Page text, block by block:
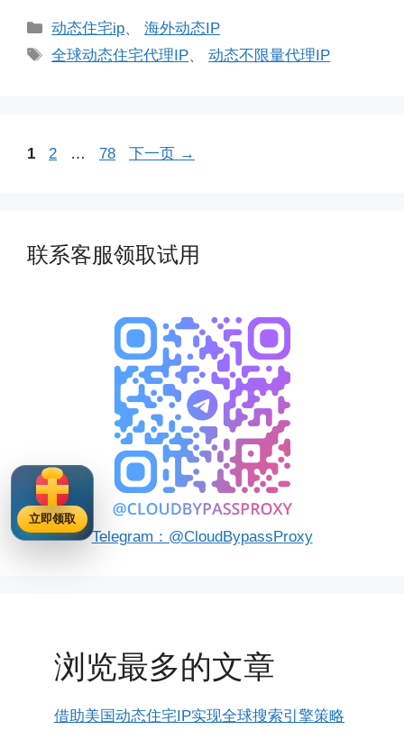
分
类
动态住宅ip、海外动态IP
标
全球动态住宅代理IP、动态不限量代理IP
页
1
页
2 …
页
78 下一页 →
联系客服领取试用
Telegram：@CloudBypassProxy
浏览最多的文章
借助美国动态住宅IP实现全球搜索引擎策略
立即领取